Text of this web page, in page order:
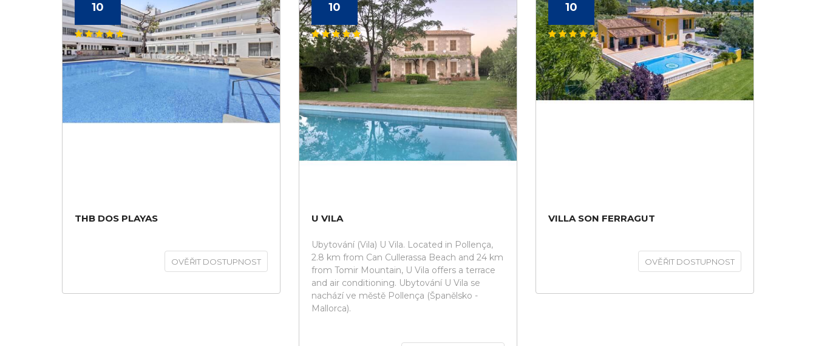
10
THB DOS PLAYAS
OVĚŘIT DOSTUPNOST
10
U VILA
Ubytování (Vila) U Vila. Located in Pollença,
2.8 km from Can Cullerassa Beach and 24 km
from Tomir Mountain, U Vila offers a terrace
and air conditioning. Ubytování U Vila se
nachází ve městě Pollença (Španělsko -
Mallorca).
10
VILLA SON FERRAGUT
OVĚŘIT DOSTUPNOST